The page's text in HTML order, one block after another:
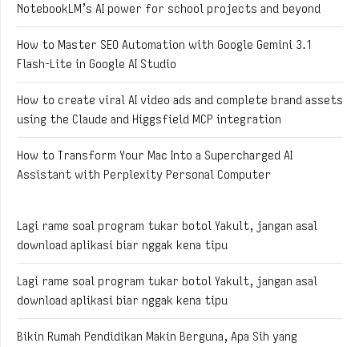
NotebookLM’s AI power for school projects and beyond
How to Master SEO Automation with Google Gemini 3.1
Flash-Lite in Google AI Studio
How to create viral AI video ads and complete brand assets
using the Claude and Higgsfield MCP integration
How to Transform Your Mac Into a Supercharged AI
Assistant with Perplexity Personal Computer
Lagi rame soal program tukar botol Yakult, jangan asal
download aplikasi biar nggak kena tipu
Lagi rame soal program tukar botol Yakult, jangan asal
download aplikasi biar nggak kena tipu
Bikin Rumah Pendidikan Makin Berguna, Apa Sih yang